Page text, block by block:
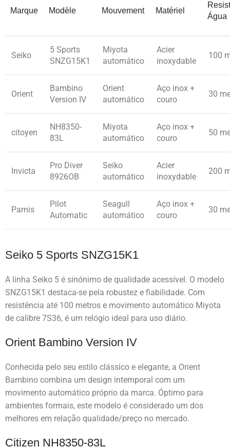
Marque Modèle Mouvement Matériel
Água
Seiko
5 Sports
SNZG15K1
Miyota
automático
Acier
inoxydable
100
Orient
Bambino
Version IV
Orient
automático
Aço inox +
couro
30
citoyen
NH8350-
83L
Miyota
automático
Aço inox +
couro
50
Invicta
Pro Diver
8926OB
Seiko
automático
Acier
inoxydable
200
Parnis
Pilot
Automatic
Seagull
automático
Aço inox +
couro
30
Seiko 5 Sports SNZG15K1
A linha Seiko 5 é sinónimo de qualidade acessível. O modelo
SNZG15K1 destaca-se pela robustez e fiabilidade. Com
resistência até 100 metros e movimento automático Miyota
de calibre 7S36, é um relógio ideal para uso diário.
Orient Bambino Version IV
Conhecida pelo seu estilo clássico e elegante, a Orient
Bambino combina um design intemporal com um
movimento automático próprio da marca. Óptimo para
ambientes formais, este modelo é considerado um dos
melhores em relação qualidade/preço no mercado.
Citizen NH8350-83L